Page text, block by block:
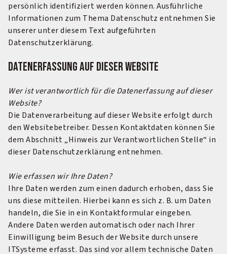
persönlich identifiziert werden können. Ausführliche
Informationen zum Thema Datenschutz entnehmen Sie
unserer unter diesem Text aufgeführten
Datenschutzerklärung.
Datenerfassung auf dieser Website
Wer ist verantwortlich für die Datenerfassung auf dieser
Website?
Die Datenverarbeitung auf dieser Website erfolgt durch
den Websitebetreiber. Dessen Kontaktdaten können Sie
dem Abschnitt „Hinweis zur Verantwortlichen Stelle“ in
dieser Datenschutzerklärung entnehmen.
Wie erfassen wir Ihre Daten?
Ihre Daten werden zum einen dadurch erhoben, dass Sie
uns diese mitteilen. Hierbei kann es sich z. B. um Daten
handeln, die Sie in ein Kontaktformular eingeben.
Andere Daten werden automatisch oder nach Ihrer
Einwilligung beim Besuch der Website durch unsere
ITSysteme erfasst. Das sind vor allem technische Daten